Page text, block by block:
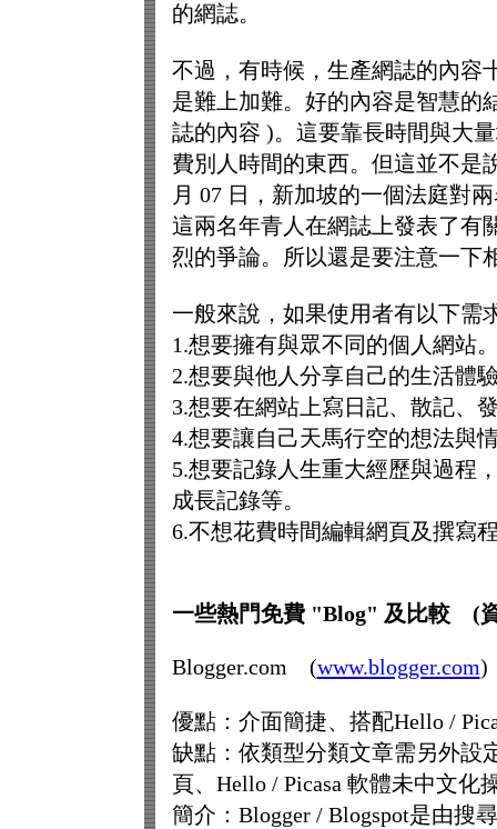
的網誌。
不過，有時候，生產網誌的內容
是難上加難。好的內容是智慧的
誌的內容 )。這要靠長時間與大
費別人時間的東西。但這並不是
月 07 日，新加坡的一個法庭對
這兩名年青人在網誌上發表了有
烈的爭論。所以還是要注意一下
一般來說，如果使用者有以下需
1.想要擁有與眾不同的個人網站
2.想要與他人分享自己的生活體
3.想要在網站上寫日記、散記、
4.想要讓自己天馬行空的想法與
5.想要記錄人生重大經歷與過程
成長記錄等。
6.不想花費時間編輯網頁及撰寫
一些熱門免費 "Blog" 及比較 (
Blogger.com (www.blogger.com)
優點：介面簡捷、搭配Hello /
缺點：依類型分類文章需另外設
頁、Hello / Picasa 軟體未中文化
簡介：Blogger / Blogspot是由搜